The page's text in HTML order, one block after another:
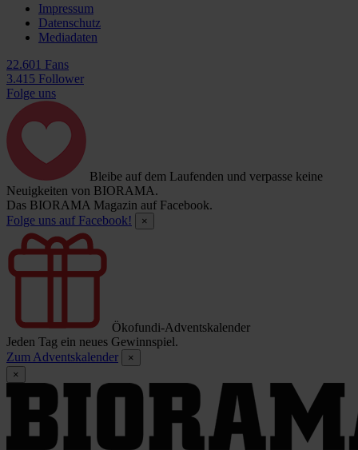
Impressum
Datenschutz
Mediadaten
22.601 Fans
3.415 Follower
Folge uns
Bleibe auf dem Laufenden und verpasse keine
Neuigkeiten von BIORAMA.
Das BIORAMA Magazin auf Facebook.
Folge uns auf Facebook!
×
Ökofundi-Adventskalender
Jeden Tag ein neues Gewinnspiel.
Zum Adventskalender
×
×